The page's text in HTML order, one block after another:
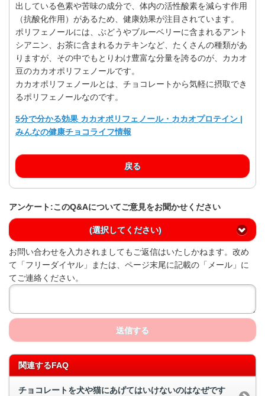
出している色素や苦味の成分で、体内の活性酸素を減らす作用
（抗酸化作用）があるため、健康効果が注目されています。
ポリフェノールには、ぶどうやブルーベリーに含まれるアント
シアニン、お茶に含まれるカテキンなど、たくさんの種類があ
りますが、その中でもとりわけ豊富な分量を誇るのが、カカオ
豆のカカオポリフェノールです。
カカオポリフェノールとは、チョコレートから気軽に摂取でき
るポリフェノールなのです。
5分で分かる効果 カカオポリフェノール・カカオプロテイン |
みんなの健康チョコライフ情報
戻る
アンケート:このQ&Aについてご意見をお聞かせください
(選択してください)
お問い合わせを入力されましてもご返信はいたしかねます。改め
て「フリーダイヤル」または、ページ末尾に記載の「メール」に
てご連絡ください。
送信する
関連するFAQ
チョコレートを犬や猫にあげてはいけないのはなぜです